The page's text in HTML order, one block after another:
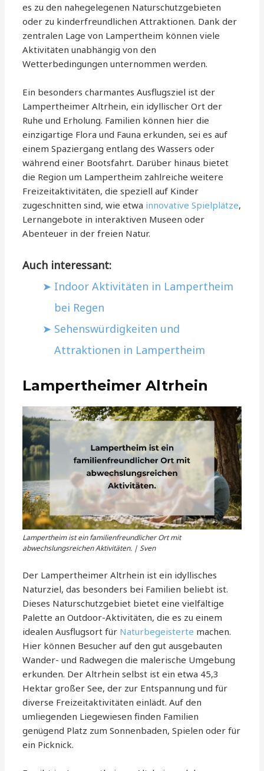
es zu den nahegelegenen Naturschutzgebieten
oder zu kinderfreundlichen Attraktionen. Dank der
zentralen Lage von Lampertheim können viele
Aktivitäten unabhängig von den
Wetterbedingungen unternommen werden.
Ein besonders charmantes Ausflugsziel ist der
Lampertheimer Altrhein, ein idyllischer Ort der
Ruhe und Erholung. Familien können hier die
einzigartige Flora und Fauna erkunden, sei es auf
einem Spaziergang entlang des Wassers oder
während einer Bootsfahrt. Darüber hinaus bietet
die Region um Lampertheim zahlreiche weitere
Freizeitaktivitäten, die speziell auf Kinder
zugeschnitten sind, wie etwa innovative Spielplätze,
Lernangebote in interaktiven Museen oder
Abenteuer in der freien Natur.
Auch interessant:
Indoor Aktivitäten in Lampertheim
bei Regen
Sehenswürdigkeiten und
Attraktionen in Lampertheim
Lampertheimer Altrhein
Lampertheim ist ein familienfreundlicher Ort mit
abwechslungsreichen Aktivitäten. | Sven
Der Lampertheimer Altrhein ist ein idyllisches
Naturziel, das besonders bei Familien beliebt ist.
Dieses Naturschutzgebiet bietet eine vielfältige
Palette an Outdoor-Aktivitäten, die es zu einem
idealen Ausflugsort für Naturbegeisterte machen.
Hier können Besucher auf den gut ausgebauten
Wander- und Radwegen die malerische Umgebung
erkunden. Der Altrhein selbst ist ein etwa 45,3
Hektar großer See, der zur Entspannung und für
diverse Freizeitaktivitäten einlädt. Auf den
umliegenden Liegewiesen finden Familien
genügend Platz zum Sonnenbaden, Spielen oder für
ein Picknick.